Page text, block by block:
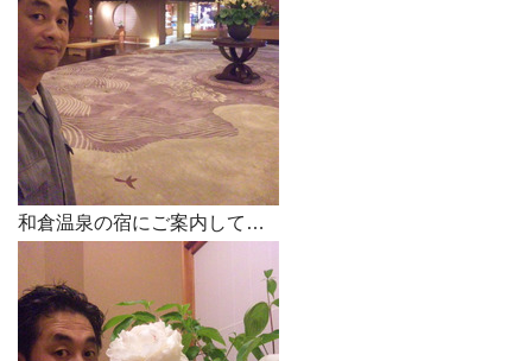
和倉温泉の宿にご案内して…